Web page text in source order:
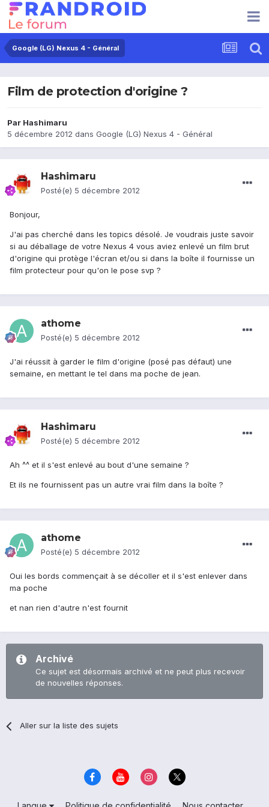
Google (LG) Nexus 4 - Général
Film de protection d'origine ?
Par Hashimaru
5 décembre 2012 dans Google (LG) Nexus 4 - Général
Hashimaru
Posté(e) 5 décembre 2012
Bonjour,
J'ai pas cherché dans les topics désolé. Je voudrais juste savoir
si au déballage de votre Nexus 4 vous aviez enlevé un film brut
d'origine qui protège l'écran et/ou si dans la boîte il fournisse un
film protecteur pour qu'on le pose svp ?
athome
Posté(e) 5 décembre 2012
J'ai réussit à garder le film d'origine (posé pas défaut) une
semaine, en mettant le tel dans ma poche de jean.
Hashimaru
Posté(e) 5 décembre 2012
Ah ^^ et il s'est enlevé au bout d'une semaine ?
Et ils ne fournissent pas un autre vrai film dans la boîte ?
athome
Posté(e) 5 décembre 2012
Oui les bords commençait à se décoller et il s'est enlever dans
ma poche
et nan rien d'autre n'est fournit
Archivé
Ce sujet est désormais archivé et ne peut plus recevoir
de nouvelles réponses.
Aller sur la liste des sujets